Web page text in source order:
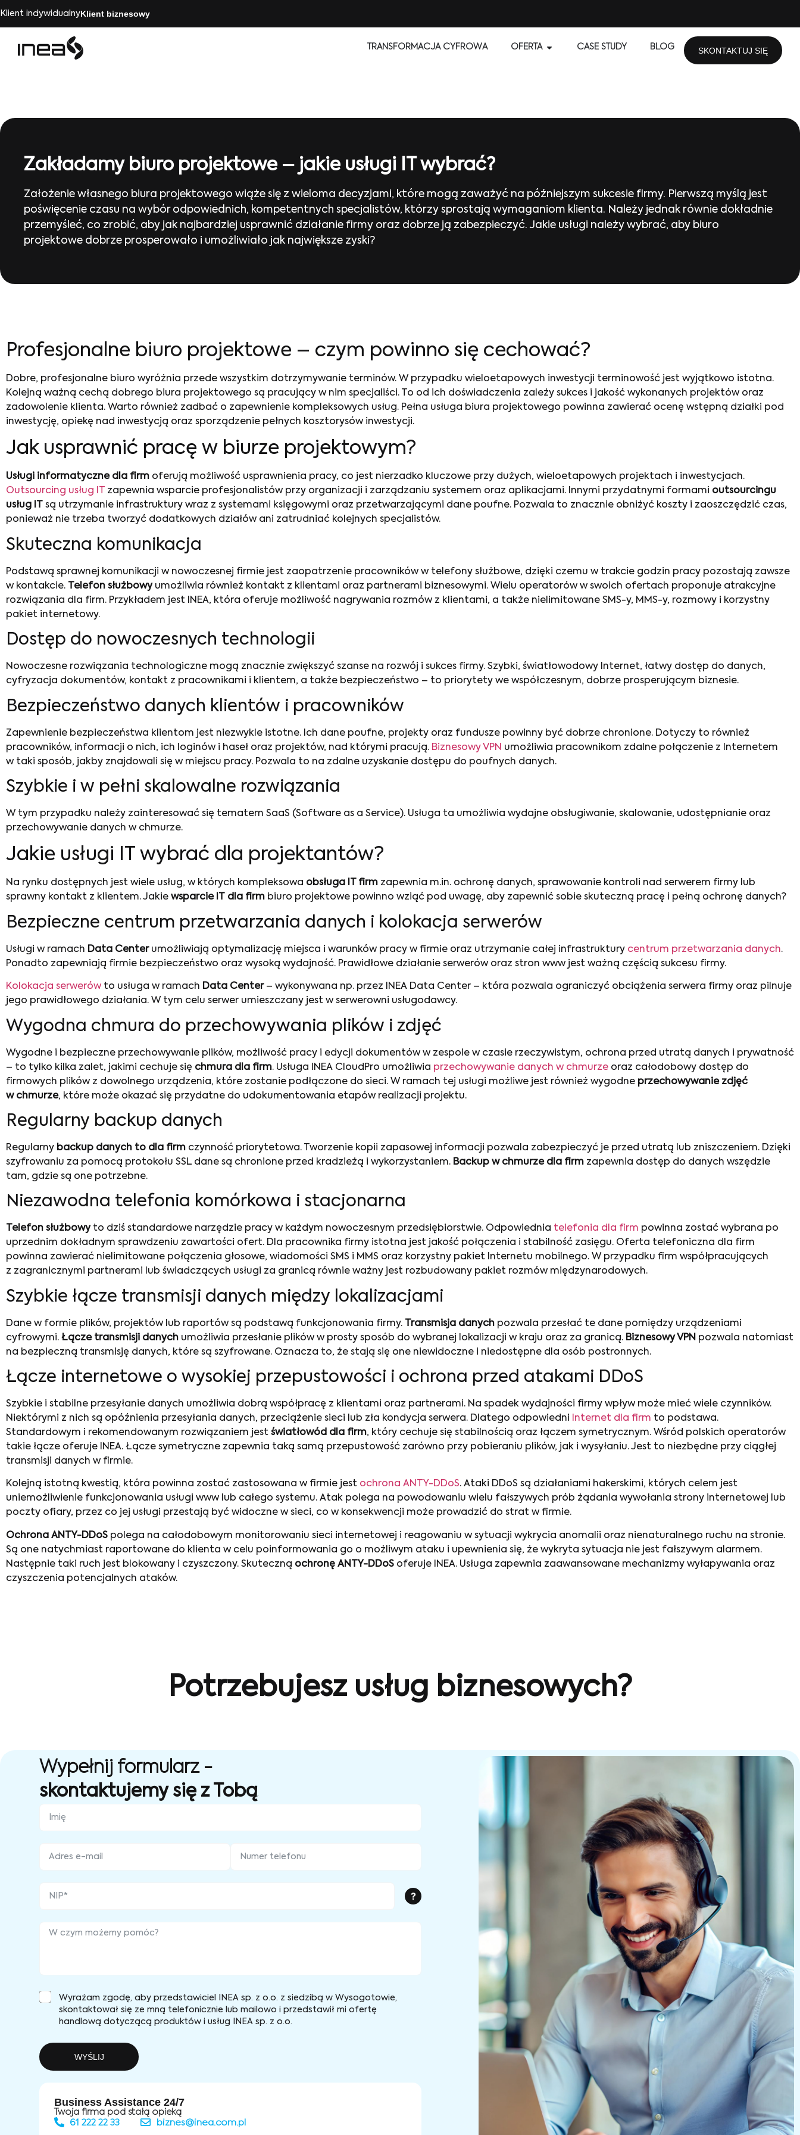
Klient indywidualnyKlient biznesowy
TRANSFORMACJA CYFROWA OFERTA CASE STUDY BLOG SKONTAKTUJ SIĘ
Zakładamy biuro projektowe – jakie usługi IT wybrać?
Założenie własnego biura projektowego wiąże się z wieloma decyzjami, które mogą zaważyć na późniejszym sukcesie firmy. Pierwszą myślą jest
poświęcenie czasu na wybór odpowiednich, kompetentnych specjalistów, którzy sprostają wymaganiom klienta. Należy jednak równie dokładnie
przemyśleć, co zrobić, aby jak najbardziej usprawnić działanie firmy oraz dobrze ją zabezpieczyć. Jakie usługi należy wybrać, aby biuro
projektowe dobrze prosperowało i umożliwiało jak największe zyski?
Profesjonalne biuro projektowe – czym powinno się cechować?
Dobre, profesjonalne biuro wyróżnia przede wszystkim dotrzymywanie terminów. W przypadku wieloetapowych inwestycji terminowość jest wyjątkowo istotna.
Kolejną ważną cechą dobrego biura projektowego są pracujący w nim specjaliści. To od ich doświadczenia zależy sukces i jakość wykonanych projektów oraz
zadowolenie klienta. Warto również zadbać o zapewnienie kompleksowych usług. Pełna usługa biura projektowego powinna zawierać ocenę wstępną działki pod
inwestycję, opiekę nad inwestycją oraz sporządzenie pełnych kosztorysów inwestycji.
Jak usprawnić pracę w biurze projektowym?
Usługi informatyczne dla firm oferują możliwość usprawnienia pracy, co jest nierzadko kluczowe przy dużych, wieloetapowych projektach i inwestycjach.
Outsourcing usług IT zapewnia wsparcie profesjonalistów przy organizacji i zarządzaniu systemem oraz aplikacjami. Innymi przydatnymi formami outsourcingu
usług IT są utrzymanie infrastruktury wraz z systemami księgowymi oraz przetwarzającymi dane poufne. Pozwala to znacznie obniżyć koszty i zaoszczędzić czas,
ponieważ nie trzeba tworzyć dodatkowych działów ani zatrudniać kolejnych specjalistów.
Skuteczna komunikacja
Podstawą sprawnej komunikacji w nowoczesnej firmie jest zaopatrzenie pracowników w telefony służbowe, dzięki czemu w trakcie godzin pracy pozostają zawsze
w kontakcie.
Telefon służbowyumożliwia również kontakt z klientami oraz partnerami biznesowymi. Wielu operatorów w swoich ofertach proponuje atrakcyjne
rozwiązania dla firm. Przykładem jest INEA, która oferuje możliwość nagrywania rozmów z klientami, a także nielimitowane SMS-y, MMS-y, rozmowy i korzystny
pakiet internetowy.
Dostęp do nowoczesnych technologii
Nowoczesne rozwiązania technologiczne mogą znacznie zwiększyć szanse na rozwój i sukces firmy. Szybki, światłowodowy Internet, łatwy dostęp do danych,
cyfryzacja dokumentów, kontakt z pracownikami i klientem, a także bezpieczeństwo – to priorytety we współczesnym, dobrze prosperującym biznesie.
Bezpieczeństwo danych klientów i pracowników
Zapewnienie bezpieczeństwa klientom jest niezwykle istotne. Ich dane poufne, projekty oraz fundusze powinny być dobrze chronione. Dotyczy to również
pracowników, informacji o nich, ich loginów i haseł oraz projektów, nad którymi pracują. Biznesowy VPN umożliwia pracownikom zdalne połączenie z Internetem
w taki sposób, jakby znajdowali się w miejscu pracy. Pozwala to na zdalne uzyskanie dostępu do poufnych danych.
Szybkie i w pełni skalowalne rozwiązania
W tym przypadku należy zainteresować się tematem SaaS (Software as a Service). Usługa ta umożliwia wydajne obsługiwanie, skalowanie, udostępnianie oraz
przechowywanie danych w chmurze.
Jakie usługi IT wybrać dla projektantów?
Na rynku dostępnych jest wiele usług, w których kompleksowa obsługa IT firm zapewnia m.in. ochronę danych, sprawowanie kontroli nad serwerem firmy lub
sprawny kontakt z klientem. Jakie wsparcie IT dla firm biuro projektowe powinno wziąć pod uwagę, aby zapewnić sobie skuteczną pracę i pełną ochronę danych?
Bezpieczne centrum przetwarzania danych i kolokacja serwerów
Usługi w ramach Data Centerumożliwiają optymalizację miejsca i warunków pracy w firmie oraz utrzymanie całej infrastruktury centrum przetwarzania danych.
Ponadto zapewniają firmie bezpieczeństwo oraz wysoką wydajność. Prawidłowe działanie serwerów oraz stron www jest ważną częścią sukcesu firmy.
Kolokacja serwerów to usługa w ramach Data Center– wykonywana np. przez INEA Data Center – która pozwala ograniczyć obciążenia serwera firmy oraz pilnuje
jego prawidłowego działania. W tym celu serwer umieszczany jest w serwerowni usługodawcy.
Wygodna chmura do przechowywania plików i zdjęć
Wygodne i bezpieczne przechowywanie plików, możliwość pracy i edycji dokumentów w zespole w czasie rzeczywistym, ochrona przed utratą danych i prywatność
– to tylko kilka zalet, jakimi cechuje się chmura dla firm. Usługa INEA CloudPro umożliwia przechowywanie danych w chmurze oraz całodobowy dostęp do
firmowych plików z dowolnego urządzenia, które zostanie podłączone do sieci. W ramach tej usługi możliwe jest również wygodne przechowywanie zdjęć
w chmurze, które może okazać się przydatne do udokumentowania etapów realizacji projektu.
Regularny backup danych
Regularny backup danych to dla firm czynność priorytetowa. Tworzenie kopii zapasowej informacji pozwala zabezpieczyć je przed utratą lub zniszczeniem. Dzięki
szyfrowaniu za pomocą protokołu SSL dane są chronione przed kradzieżą i wykorzystaniem. Backup w chmurze dla firm zapewnia dostęp do danych wszędzie
tam, gdzie są one potrzebne.
Niezawodna telefonia komórkowa i stacjonarna
Telefon służbowyto dziś standardowe narzędzie pracy w każdym nowoczesnym przedsiębiorstwie. Odpowiednia telefonia dla firm powinna zostać wybrana po
uprzednim dokładnym sprawdzeniu zawartości ofert. Dla pracownika firmy istotna jest jakość połączenia i stabilność zasięgu. Oferta telefoniczna dla firm
powinna zawierać nielimitowane połączenia głosowe, wiadomości SMS i MMS oraz korzystny pakiet Internetu mobilnego. W przypadku firm współpracujących
z zagranicznymi partnerami lub świadczących usługi za granicą równie ważny jest rozbudowany pakiet rozmów międzynarodowych.
Szybkie łącze transmisji danych między lokalizacjami
Dane w formie plików, projektów lub raportów są podstawą funkcjonowania firmy. Transmisja danych pozwala przesłać te dane pomiędzy urządzeniami
cyfrowymi. Łącze transmisji danych umożliwia przesłanie plików w prosty sposób do wybranej lokalizacji w kraju oraz za granicą. Biznesowy VPN pozwala natomiast
na bezpieczną transmisję danych, które są szyfrowane. Oznacza to, że stają się one niewidoczne i niedostępne dla osób postronnych.
Łącze internetowe o wysokiej przepustowości i ochrona przed atakami DDoS
Szybkie i stabilne przesyłanie danych umożliwia dobrą współpracę z klientami oraz partnerami. Na spadek wydajności firmy wpływ może mieć wiele czynników.
Niektórymi z nich są opóźnienia przesyłania danych, przeciążenie sieci lub zła kondycja serwera. Dlatego odpowiedni
Internet dla firm to podstawa.
Standardowym i rekomendowanym rozwiązaniem jest światłowód dla firm, który cechuje się stabilnością oraz łączem symetrycznym. Wśród polskich operatorów
takie łącze oferuje INEA. Łącze symetryczne zapewnia taką samą przepustowość zarówno przy pobieraniu plików, jak i wysyłaniu. Jest to niezbędne przy ciągłej
transmisji danych w firmie.
Kolejną istotną kwestią, która powinna zostać zastosowana w firmie jest ochrona ANTY-DDoS. Ataki DDoS są działaniami hakerskimi, których celem jest
uniemożliwienie funkcjonowania usługi www lub całego systemu. Atak polega na powodowaniu wielu fałszywych prób żądania wywołania strony internetowej lub
poczty ofiary, przez co jej usługi przestają być widoczne w sieci, co w konsekwencji może prowadzić do strat w firmie.
Ochrona ANTY-DDoS polega na całodobowym monitorowaniu sieci internetowej i reagowaniu w sytuacji wykrycia anomalii oraz nienaturalnego ruchu na stronie.
Są one natychmiast raportowane do klienta w celu poinformowania go o możliwym ataku i upewnienia się, że wykryta sytuacja nie jest fałszywym alarmem.
Następnie taki ruch jest blokowany i czyszczony. Skuteczną ochronę ANTY-DDoS oferuje INEA. Usługa zapewnia zaawansowane mechanizmy wyłapywania oraz
czyszczenia potencjalnych ataków.
Potrzebujesz usług biznesowych?
Wypełnij formularz -
skontaktujemy się z Tobą
?
Wyrażam zgodę, aby przedstawiciel INEA sp. z o.o. z siedzibą w Wysogotowie,
skontaktował się ze mną telefonicznie lub mailowo i przedstawił mi ofertę
handlową dotyczącą produktów i usług INEA sp. z o.o.
WYŚLIJ
Business Assistance 24/7
Twoja firma pod stałą opieką
61 222 22 33
biznes@inea.com.pl